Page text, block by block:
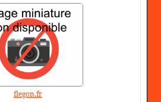
flegon.fr